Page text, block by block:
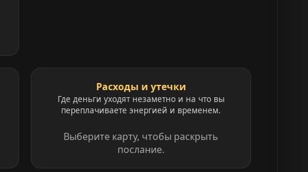
Расходы и утечки
Где деньги уходят незаметно и на что вы
переплачиваете энергией и временем.
Выберите карту, чтобы раскрыть
послание.